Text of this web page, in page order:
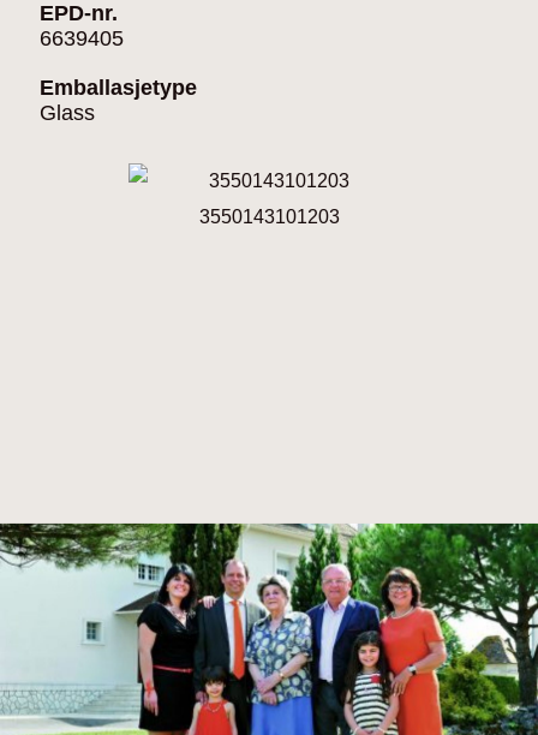
EPD-nr.
6639405
Emballasjetype
Glass
3550143101203